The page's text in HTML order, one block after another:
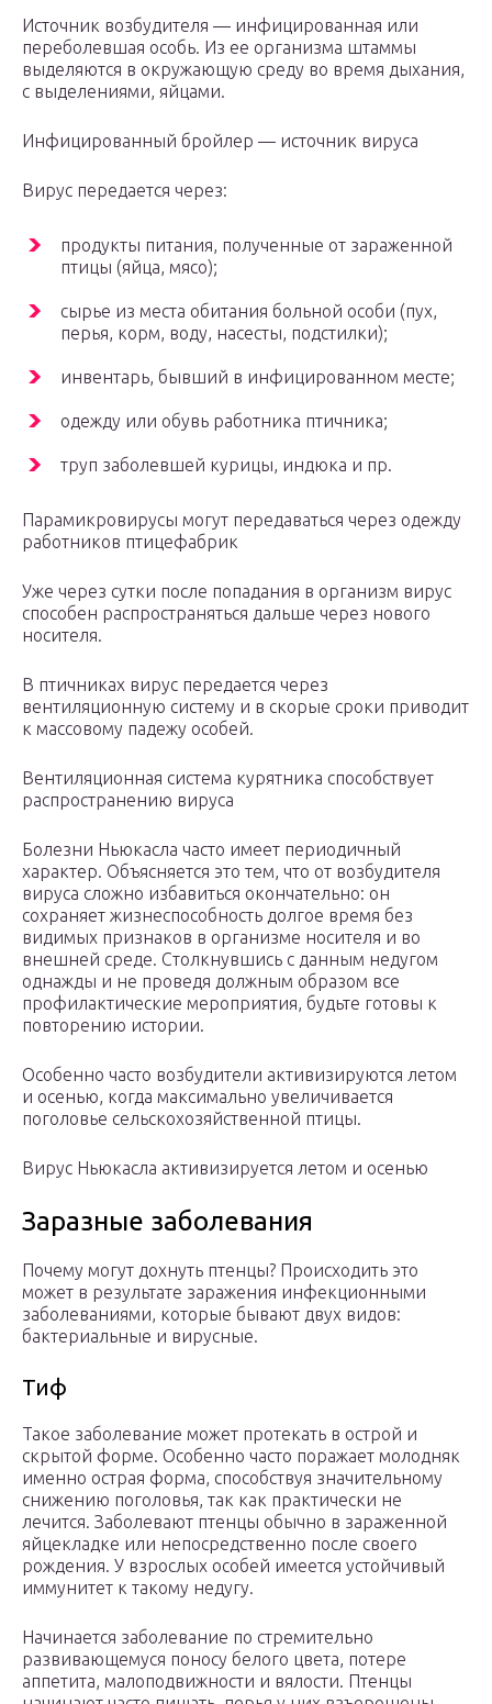
Источник возбудителя — инфицированная или
переболевшая особь. Из ее организма штаммы
выделяются в окружающую среду во время дыхания,
с выделениями, яйцами.
Инфицированный бройлер — источник вируса
Вирус передается через:
продукты питания, полученные от зараженной
птицы (яйца, мясо);
сырье из места обитания больной особи (пух,
перья, корм, воду, насесты, подстилки);
инвентарь, бывший в инфицированном месте;
одежду или обувь работника птичника;
труп заболевшей курицы, индюка и пр.
Парамикровирусы могут передаваться через одежду
работников птицефабрик
Уже через сутки после попадания в организм вирус
способен распространяться дальше через нового
носителя.
В птичниках вирус передается через
вентиляционную систему и в скорые сроки приводит
к массовому падежу особей.
Вентиляционная система курятника способствует
распространению вируса
Болезни Ньюкасла часто имеет периодичный
характер. Объясняется это тем, что от возбудителя
вируса сложно избавиться окончательно: он
сохраняет жизнеспособность долгое время без
видимых признаков в организме носителя и во
внешней среде. Столкнувшись с данным недугом
однажды и не проведя должным образом все
профилактические мероприятия, будьте готовы к
повторению истории.
Особенно часто возбудители активизируются летом
и осенью, когда максимально увеличивается
поголовье сельскохозяйственной птицы.
Вирус Ньюкасла активизируется летом и осенью
Заразные заболевания
Почему могут дохнуть птенцы? Происходить это
может в результате заражения инфекционными
заболеваниями, которые бывают двух видов:
бактериальные и вирусные.
Тиф
Такое заболевание может протекать в острой и
скрытой форме. Особенно часто поражает молодняк
именно острая форма, способствуя значительному
снижению поголовья, так как практически не
лечится. Заболевают птенцы обычно в зараженной
яйцекладке или непосредственно после своего
рождения. У взрослых особей имеется устойчивый
иммунитет к такому недугу.
Начинается заболевание по стремительно
развивающемуся поносу белого цвета, потере
аппетита, малоподвижности и вялости. Птенцы